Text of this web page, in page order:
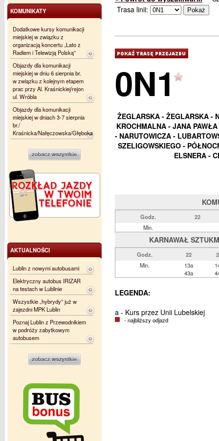
Trasa linii:
0N1
ŻEGLARSKA - ŻEGLARSKA -
KROCHMALNA - JANA
- NARUTOWICZA -
SZELIGOWSKIEGO -
ELSNERA -
Godz.
22
Min.
KARNAWAŁ
Godz. 22
Min.
13a
43a
LEGENDA:
a - Kurs przez Unii Lubelskiej
- najbliższy odjazd
KOMUNIKATY
Dodatkowe kursy komunikacji
miejskiej w związku z
organizacją koncertu „Lato z
Radiem i Telewizją Polską”
Objazdy dla komunikacji
miejskiej w dniu 6 sierpnia br.
w związku z kolejnym etapem
prac przy Al. Kraśnickiej/rejon
ul. Wróbla
Objazdy dla komunikacji
miejskiej w dniach 3-7 sierpnia
br./
Kraśnicka/Nałęczowska/Głęboka
AKTUALNOŚCI
Lublin z nowymi autobusami
Elektryczny autobus IRIZAR
na testach w Lublinie
Wszystkie „hybrydy” już w
zajezdni MPK Lublin
Poznaj Lublin z Przewodnikiem
w podróży zabytkowym
autobusem